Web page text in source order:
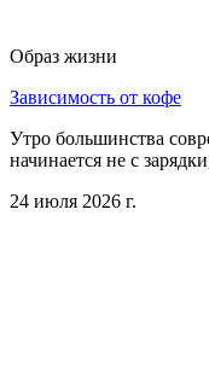
Образ жизни
Зависимость от кофе
Утро большинства
начинается не с
24 июля 2026 г.